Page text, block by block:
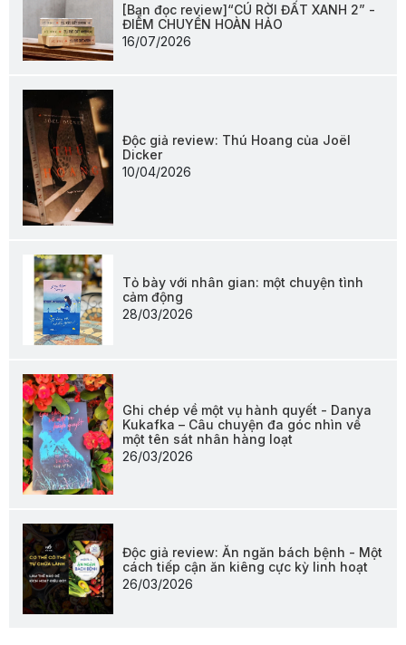
[Bạn đọc review]“CÚ RỜI ĐẤT XANH 2” -
ĐIỂM CHUYỂN HOÀN HẢO
16/07/2026
Độc giả review: Thú Hoang của Joël
Dicker
10/04/2026
Tỏ bày với nhân gian: một chuyện tình
cảm động
28/03/2026
Ghi chép về một vụ hành quyết - Danya
Kukafka – Câu chuyện đa góc nhìn về
một tên sát nhân hàng loạt
26/03/2026
Độc giả review: Ăn ngăn bách bệnh - Một
cách tiếp cận ăn kiêng cực kỳ linh hoạt
26/03/2026